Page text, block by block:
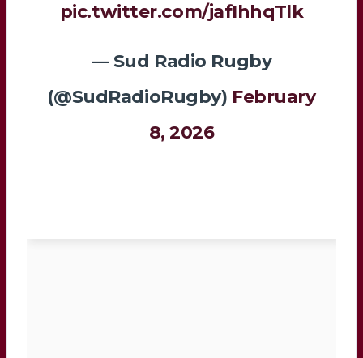
pic.twitter.com/jafIhhqTlk
— Sud Radio Rugby
(@SudRadioRugby) February
8, 2026